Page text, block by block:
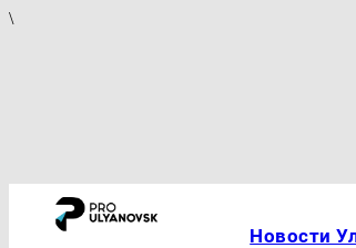
\
Новости